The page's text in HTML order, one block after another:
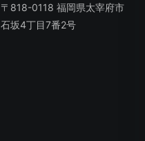
〒818-0118 福岡県太宰府市
石坂4丁目7番2号